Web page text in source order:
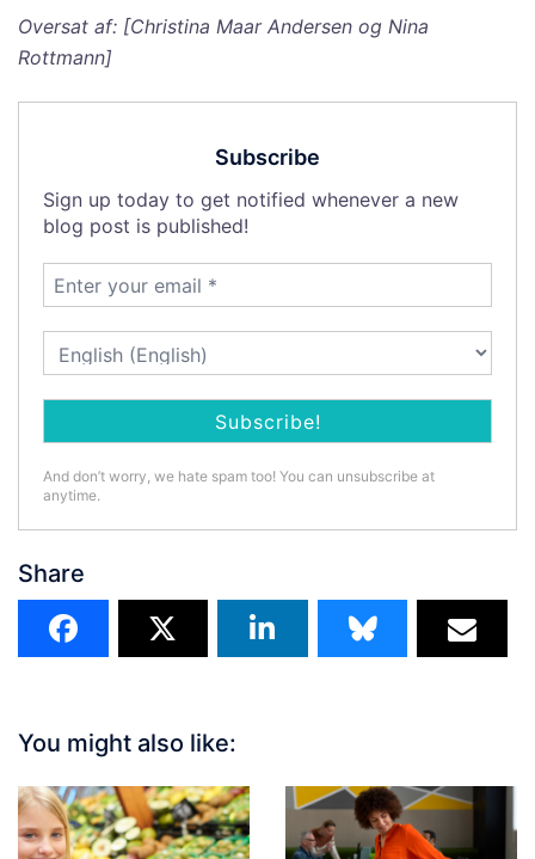
Oversat af: [Christina Maar Andersen og Nina
Rottmann]
Subscribe
Sign up today to get notified whenever a new
blog post is published!
And don’t worry, we hate spam too! You can unsubscribe at
anytime.
Share
You might also like: